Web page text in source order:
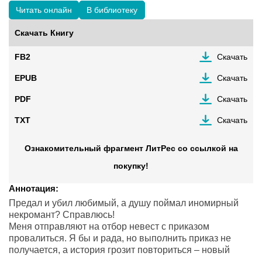
Читать онлайн В библиотеку
Скачать Книгу
FB2 Скачать
EPUB Скачать
PDF Скачать
TXT Скачать
Ознакомительный фрагмент ЛитРес со ссылкой на
покупку!
Аннотация:
Предал и убил любимый, а душу поймал иномирный
некромант? Справлюсь!
Меня отправляют на отбор невест с приказом
провалиться. Я бы и рада, но выполнить приказ не
получается, а история грозит повториться – новый